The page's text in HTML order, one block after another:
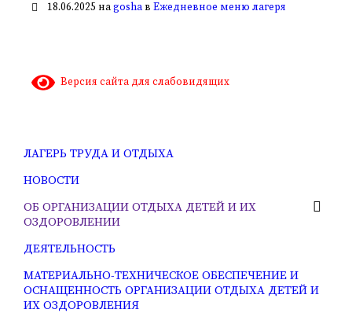
18.06.2025 наgosha в Ежедневное меню лагеря
Версия сайта для слабовидящих
ЛАГЕРЬ ТРУДА И ОТДЫХА
НОВОСТИ
ОБ ОРГАНИЗАЦИИ ОТДЫХА ДЕТЕЙ И ИХ
ОЗДОРОВЛЕНИИ
ДЕЯТЕЛЬНОСТЬ
МАТЕРИАЛЬНО-ТЕХНИЧЕСКОЕ ОБЕСПЕЧЕНИЕ И
ОСНАЩЕННОСТЬ ОРГАНИЗАЦИИ ОТДЫХА ДЕТЕЙ И
ИХ ОЗДОРОВЛЕНИЯ